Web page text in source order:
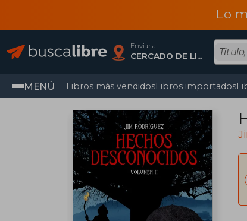
Lo
Enviar a
CERCADO DE LIMA, Lima
MENÚ Libros más vendidosLibros importados